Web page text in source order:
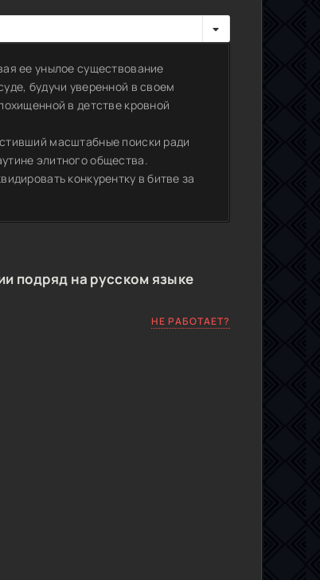
ее унылое существование
будучи уверенной в своем
в детстве кровной
масштабные поиски ради
элитного общества.
конкурентку в битве за
подряд на русском языке
НЕ РАБОТАЕТ?